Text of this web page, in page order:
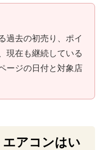
過去の初売り、ポイ
現在も継続している
ージの日付と対象店
エアコンはい